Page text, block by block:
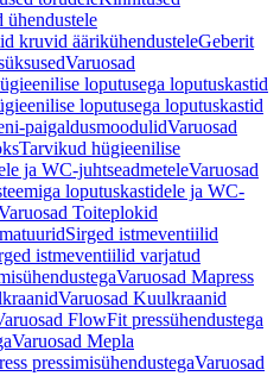
ühendustele
kruvid äärikühendusteleGeberit
Varuosad
loputusega loputuskastid
loputusega loputuskastid
paigaldusmoodulidVaruosad
Tarvikud hügieenilise
ja WC-juhtseadmeteleVaruosad
loputuskastidele ja WC-
Toiteplokid
Sirged istmeventiilid
istmeventiilid varjatud
Varuosad Mapress
Varuosad Kuulkraanid
FlowFit pressühendustega
Varuosad Mepla
pressimisühendustegaVaruosad